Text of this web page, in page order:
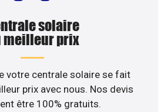
solaire
meilleur prix
votre centrale solaire se fait
prix avec nous. Nos devis
être 100% gratuits.